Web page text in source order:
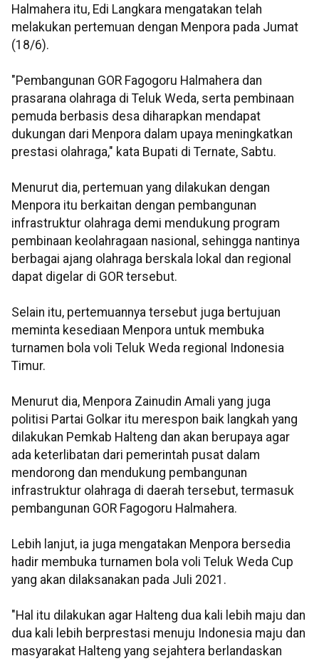
Halmahera itu, Edi Langkara mengatakan telah
melakukan pertemuan dengan Menpora pada Jumat
(18/6).
"Pembangunan GOR Fagogoru Halmahera dan
prasarana olahraga di Teluk Weda, serta pembinaan
pemuda berbasis desa diharapkan mendapat
dukungan dari Menpora dalam upaya meningkatkan
prestasi olahraga," kata Bupati di Ternate, Sabtu.
Menurut dia, pertemuan yang dilakukan dengan
Menpora itu berkaitan dengan pembangunan
infrastruktur olahraga demi mendukung program
pembinaan keolahragaan nasional, sehingga nantinya
berbagai ajang olahraga berskala lokal dan regional
dapat digelar di GOR tersebut.
Selain itu, pertemuannya tersebut juga bertujuan
meminta kesediaan Menpora untuk membuka
turnamen bola voli Teluk Weda regional Indonesia
Timur.
Menurut dia, Menpora Zainudin Amali yang juga
politisi Partai Golkar itu merespon baik langkah yang
dilakukan Pemkab Halteng dan akan berupaya agar
ada keterlibatan dari pemerintah pusat dalam
mendorong dan mendukung pembangunan
infrastruktur olahraga di daerah tersebut, termasuk
pembangunan GOR Fagogoru Halmahera.
Lebih lanjut, ia juga mengatakan Menpora bersedia
hadir membuka turnamen bola voli Teluk Weda Cup
yang akan dilaksanakan pada Juli 2021.
"Hal itu dilakukan agar Halteng dua kali lebih maju dan
dua kali lebih berprestasi menuju Indonesia maju dan
masyarakat Halteng yang sejahtera berlandaskan